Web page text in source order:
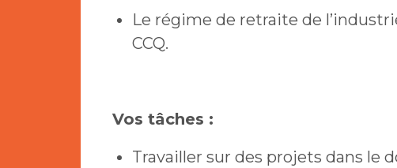
Le régime de retraite de
CCQ.
Vos tâches :
Travailler sur des projets dans le